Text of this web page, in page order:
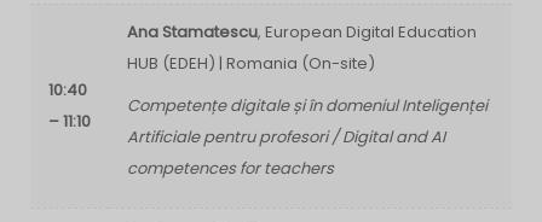
10:40
– 11:10
Ana Stamatescu, European Digital Education
HUB (EDEH) | Romania (On-site)
Competențe digitale și în domeniul Inteligenței
Artificiale pentru profesori / Digital and AI
competences for teachers